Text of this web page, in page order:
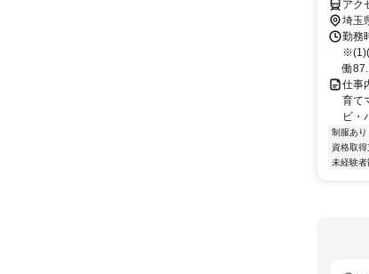
アク
埼玉
勤務
働
仕事
育て
ビ・
制服あり
資格取得
未経験者